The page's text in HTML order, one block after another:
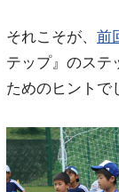
それこそが、 前
テップ』のステ
ためのヒントで